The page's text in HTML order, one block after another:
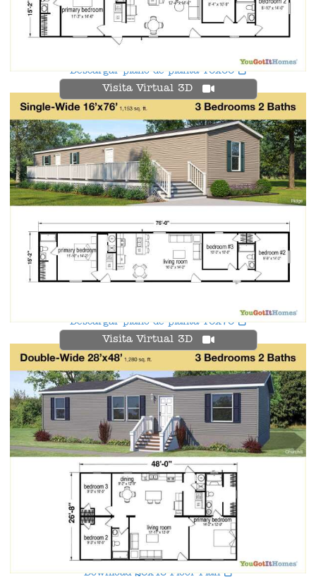
Descargar plano de planta 16x66
Visita Virtual 3D
Descargar plano de planta 16x76
Visita Virtual 3D
Download 28x48 Floor Plan